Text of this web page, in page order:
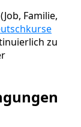
Familie,
zu